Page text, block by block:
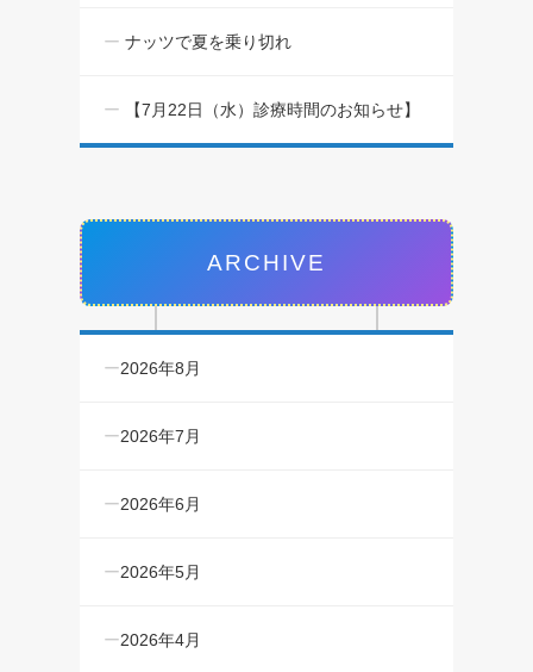
ナッツで夏を乗り切れ
【7月22日（水）診療時間のお知らせ】
ARCHIVE
2026年8月
2026年7月
2026年6月
2026年5月
2026年4月